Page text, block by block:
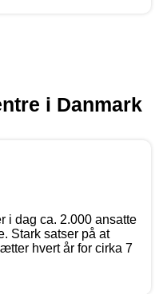
i Danmark
i dag ca. 2.000 ansatte
Stark satser på at
hvert år for cirka 7